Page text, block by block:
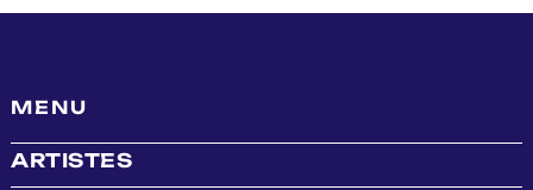
MENU
ARTISTES